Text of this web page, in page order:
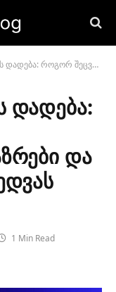
ბაზრები და ორკლაები ჩვენს ხედვას კრიპტოზე
დადება:
და
1 Min Read